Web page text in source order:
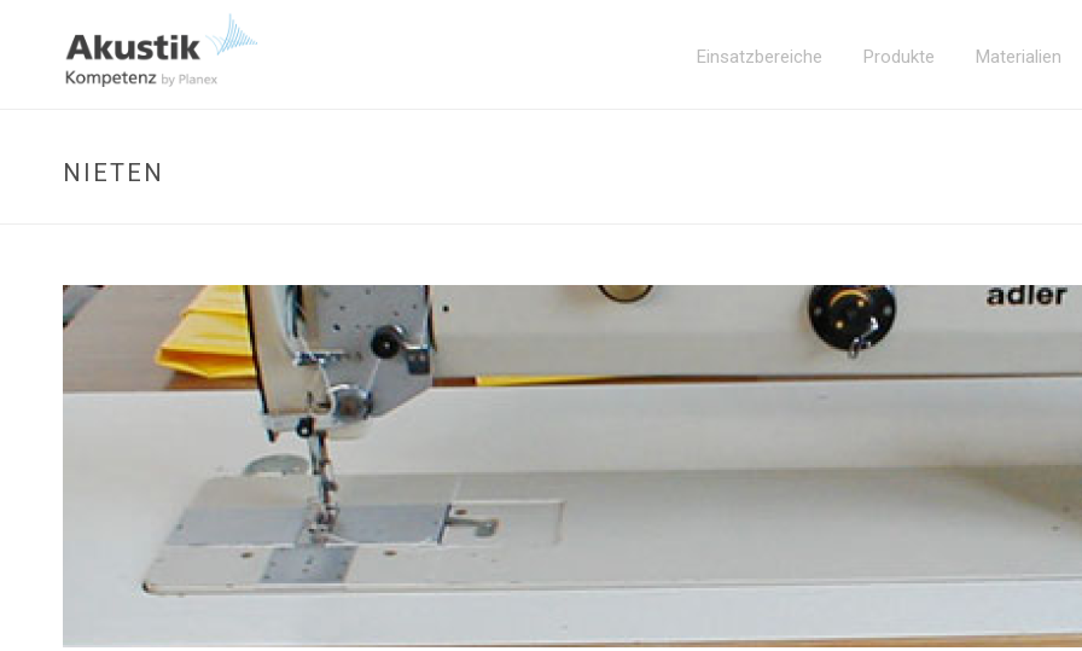
Einsatzbereiche Produkte Materialien
NIETEN